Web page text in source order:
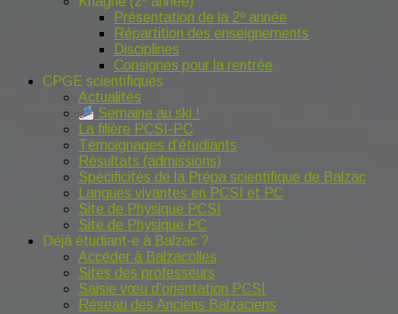
Présentation de la 2º année
Répartition des enseignements
Disciplines
Consignes pour la rentrée
CPGE scientifiques
Actualités
Semaine au ski !
La filière PCSI-PC
Témoignages d’étudiants
Résultats (admissions)
Spécificités de la Prépa scientifique de Balzac
Langues vivantes en PCSI et PC
Site de Physique PCSI
Site de Physique PC
Déjà étudiant·e à Balzac ?
Accéder à Balzacolles
Sites des professeurs
Saisie vœu d’orientation PCSI
Réseau des Anciens Balzaciens